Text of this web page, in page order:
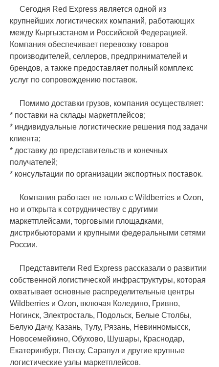
Сегодня Red Express является одной из
крупнейших логистических компаний, работающих
между Кыргызстаном и Российской Федерацией.
Компания обеспечивает перевозку товаров
производителей, селлеров, предпринимателей и
брендов, а также предоставляет полный комплекс
услуг по сопровождению поставок.
Помимо доставки грузов, компания осуществляет:
* поставки на склады маркетплейсов;
* индивидуальные логистические решения под задачи
клиента;
* доставку до представительств и конечных
получателей;
* консультации по организации экспортных поставок.
Компания работает не только с Wildberries и Ozon,
но и открыта к сотрудничеству с другими
маркетплейсами, торговыми площадками,
дистрибьюторами и крупными федеральными сетями
России.
Представители Red Express рассказали о развитии
собственной логистической инфраструктуры, которая
охватывает основные распределительные центры
Wildberries и Ozon, включая Коледино, Гривно,
Ногинск, Электросталь, Подольск, Белые Столбы,
Белую Дачу, Казань, Тулу, Рязань, Невинномысск,
Новосемейкино, Обухово, Шушары, Краснодар,
Екатеринбург, Пензу, Сарапул и другие крупные
логистические узлы маркетплейсов.